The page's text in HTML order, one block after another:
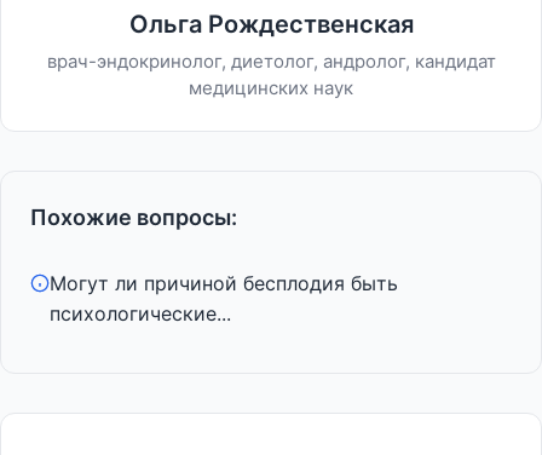
Ольга Рождественская
врач-эндокринолог, диетолог, андролог, кандидат
медицинских наук
Похожие вопросы:
Могут ли причиной бесплодия быть
психологические...